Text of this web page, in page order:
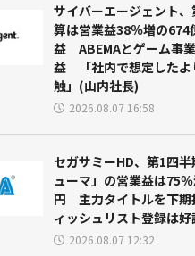
サイバーエージェント
算は営業益38％増の674
益 ABEMAとゲーム事
益 「社内で想定したよ
触」(山内社長)
2026.08.07 16:58
セガサミーHD、第1四
ューマ」の営業益は75
円 主力タイトルを下
ィッシュリスト登録は好
2026.08.07 12:32